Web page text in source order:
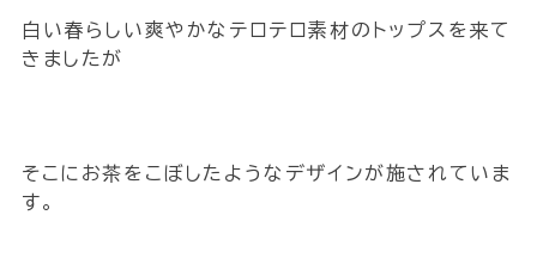
白い春らしい爽やかなテロテロ素材のトップスを来て
きましたが
そこにお茶をこぼしたようなデザインが施されていま
す。